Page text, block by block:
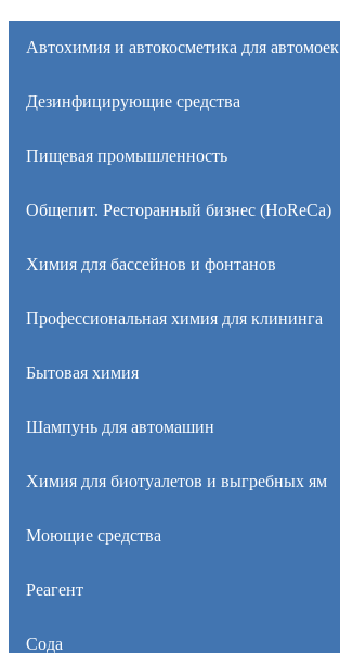
Автохимия и автокосметика для автомоек
Дезинфицирующие средства
Пищевая промышленность
Общепит. Ресторанный бизнес (HoReCa)
Химия для бассейнов и фонтанов
Профессиональная химия для клининга
Бытовая химия
Шампунь для автомашин
Химия для биотуалетов и выгребных ям
Моющие средства
Реагент
Сода